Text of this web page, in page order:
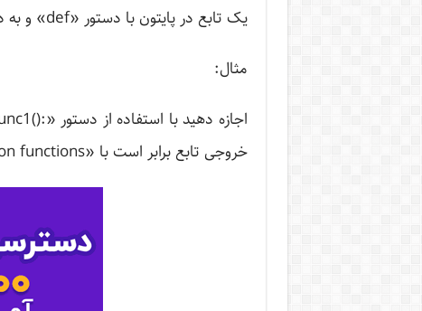
یک تابع در پایتون با دستور «def» و به دنبال آن نام تابع و یک جفت پرانتز تعریف می‌شود.
مثال:
خروجی تابع برابر است با «I am learning Python functions».